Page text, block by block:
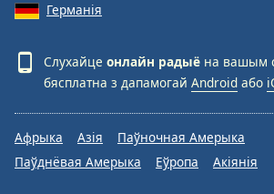
Германія
Слухайце онлайн радыё на вашым
бясплатна з дапамогай Android або
Афрыка Азія
Паўночная Амерыка
Паўднёвая Амерыка
Еўропа Акіянія